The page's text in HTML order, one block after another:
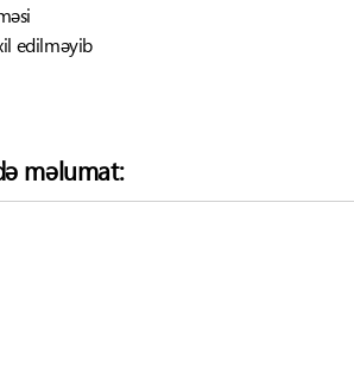
edilməyib
məlumat: